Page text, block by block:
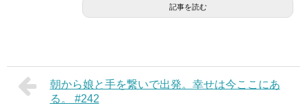
記事を読む
朝から娘と手を繋いで出発。幸せは今ここにあ
る。 #242